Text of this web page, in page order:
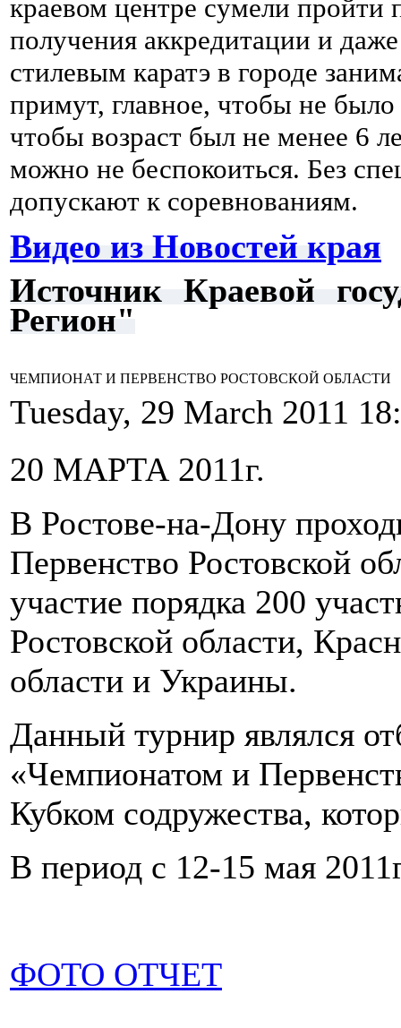
краевом центре сумели пройти
получения аккредитации и
стилевым каратэ в городе
примут, главное, чтобы не
чтобы возраст был не менее 6
можно не беспокоиться. Без
допускают к соревнованиям.
Видео из Новостей края
Источник Краевой
Регион"
ЧЕМПИОНАТ И ПЕРВЕНСТВО РОСТОВСКОЙ ОБЛАСТИ
Tuesday, 29 March 2011
20 МАРТА 2011г.
В Ростове-на-Дону
Первенство Ростовской
участие порядка 200
Ростовской области,
области и Украины.
Данный турнир являлся
«Чемпионатом и
Кубком содружества,
В период с 12-15 мая
ФОТО ОТЧЕТ